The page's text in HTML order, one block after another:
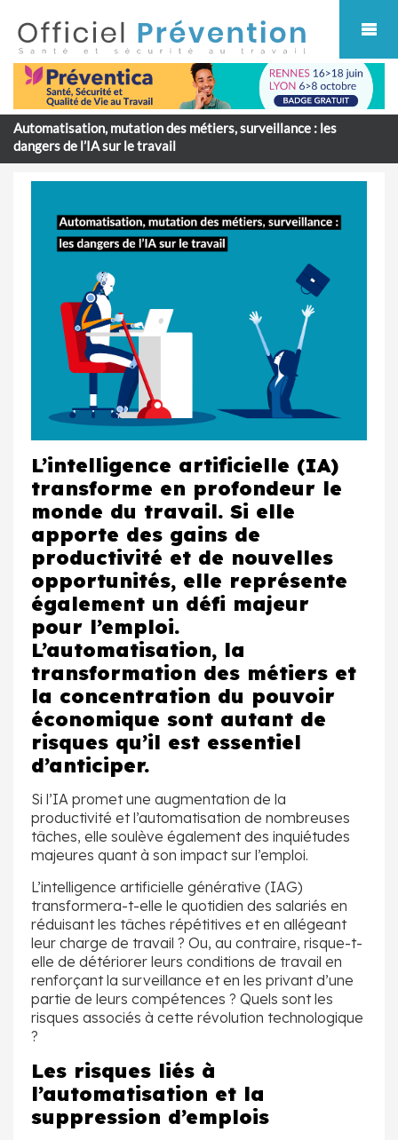
Automatisation, mutation des métiers, surveillance : les
dangers de l’IA sur le travail
L’intelligence artificielle (IA)
transforme en profondeur le
monde du travail. Si elle
apporte des gains de
productivité et de nouvelles
opportunités, elle représente
également un défi majeur
pour l’emploi.
L’automatisation, la
transformation des métiers et
la concentration du pouvoir
économique sont autant de
risques qu’il est essentiel
d’anticiper.
Si l’IA promet une augmentation de la
productivité et l’automatisation de nombreuses
tâches, elle soulève également des inquiétudes
majeures quant à son impact sur l’emploi.
L’intelligence artificielle générative (IAG)
transformera-t-elle le quotidien des salariés en
réduisant les tâches répétitives et en allégeant
leur charge de travail ? Ou, au contraire, risque-t-
elle de détériorer leurs conditions de travail en
renforçant la surveillance et en les privant d’une
partie de leurs compétences ? Quels sont les
risques associés à cette révolution technologique
?
Les risques liés à
l’automatisation et la
suppression d’emplois